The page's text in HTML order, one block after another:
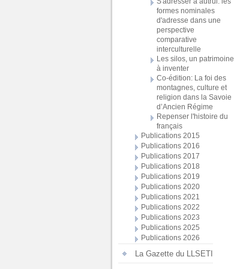
formes nominales
d'adresse dans une
perspective
comparative
interculturelle
Les silos, un patrimoine
à inventer
Co-édition: La foi des
montagnes, culture et
religion dans la Savoie
d’Ancien Régime
Repenser l'histoire du
français
Publications 2015
Publications 2016
Publications 2017
Publications 2018
Publications 2019
Publications 2020
Publications 2021
Publications 2022
Publications 2023
Publications 2025
Publications 2026
La Gazette du LLSETI